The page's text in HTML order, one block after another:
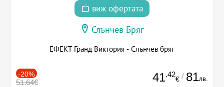
виж офертата
Слънчев Бряг
ЕФЕКТ Гранд Виктория - Слънчев бряг
-20%
51.64€ 41.42
€ / 81лв.